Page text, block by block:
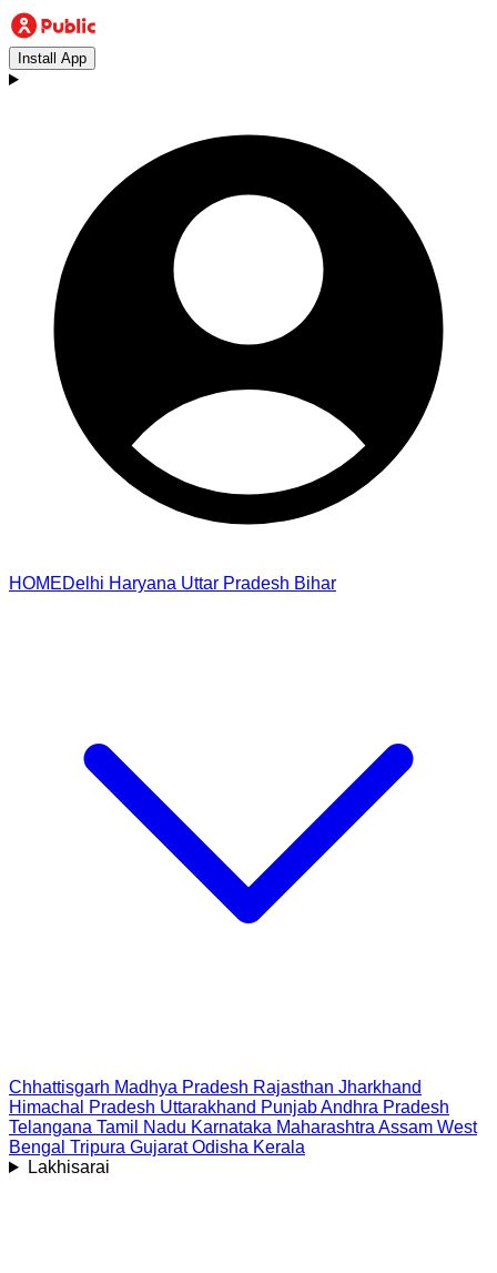
Install App
HOMEDelhi Haryana Uttar Pradesh Bihar
Chhattisgarh Madhya Pradesh Rajasthan Jharkhand
Himachal Pradesh Uttarakhand PunjabAndhra Pradesh
Telangana Tamil Nadu Karnataka Maharashtra Assam West
Bengal Tripura Gujarat Odisha Kerala
Lakhisarai